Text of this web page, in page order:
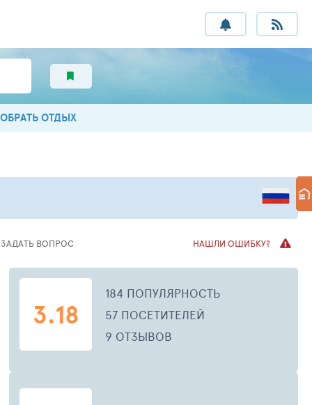
ОТДЫХ
ЗАДАТЬ ВОПРОС НАШЛИ ОШИБКУ?
3.18
184 ПОПУЛЯРНОСТЬ
57 ПОСЕТИТЕЛЕЙ
9 ОТЗЫВОВ